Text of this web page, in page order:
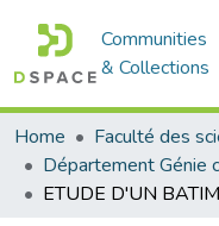
Communities
& Collections
Home